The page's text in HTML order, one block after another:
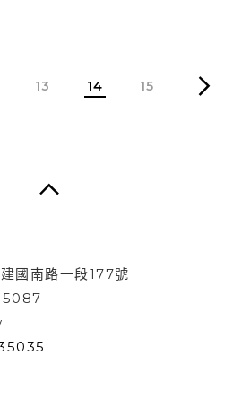
13 14 15
國南路一段177號